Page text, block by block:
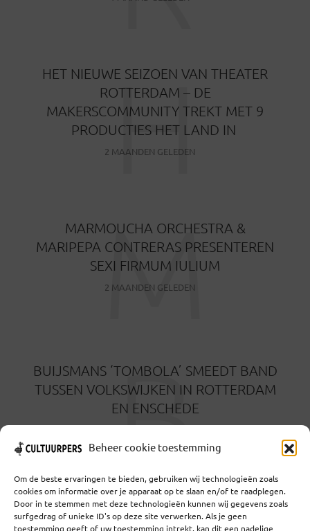
Beheer cookie toestemming
Om de beste ervaringen te bieden, gebruiken wij technologieën zoals
cookies om informatie over je apparaat op te slaan en/of te raadplegen.
Door in te stemmen met deze technologieën kunnen wij gegevens zoals
surfgedrag of unieke ID's op deze site verwerken. Als je geen
toestemming geeft of uw toestemming intrekt, kan dit een nadelige
HET NIEUWE SEIZOEN VAN THEATER
ROTTERDAM – DE
MAKERSCOMMUNITY TREKT MET 9
PRODUCTIES HET LAND IN
2 MAANDEN GELEDEN
H
MARMOUCHA ORCHESTRA &
MARIPEPA CONTRERAS PRESENTEREN
SEXI FIRMUM IULIUM
2 MAANDEN GELEDEN
M
BUIJSMANS ‘TOMBOLA’ SMEEDT BAND
TUSSEN VOLKSWIJKEN IN ROTTERDAM
EN ENSCHEDE
B